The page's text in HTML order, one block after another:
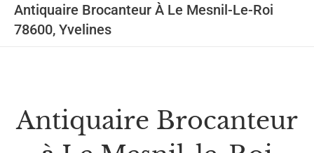
Antiquaire Brocanteur À Le Mesnil-Le-Roi
78600, Yvelines
Antiquaire Brocanteur